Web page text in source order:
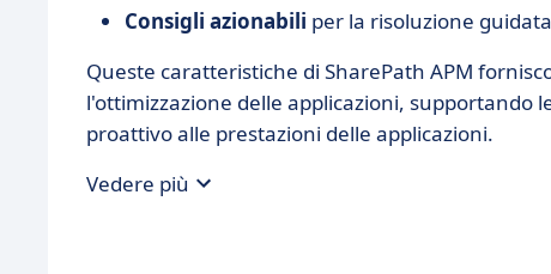
Consigli azionabili per la risoluzione
Queste caratteristiche di SharePath APM
l'ottimizzazione delle applicazioni, supportando
proattivo alle prestazioni delle applicazioni.
Vedere più